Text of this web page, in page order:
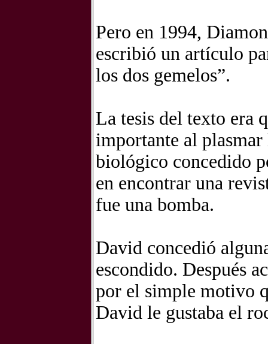
Pero en 1994,
escribió un artículo
los dos gemelos”.
La tesis del texto era
importante al
biológico concedido
en encontrar una
fue una bomba.
David concedió
escondido. Después
por el simple motivo
David le gustaba el